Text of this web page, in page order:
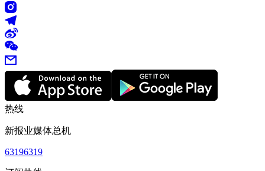
热线
新报业媒体总机
63196319